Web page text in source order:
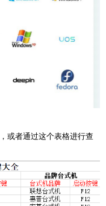
，或者通过这个表格进行查